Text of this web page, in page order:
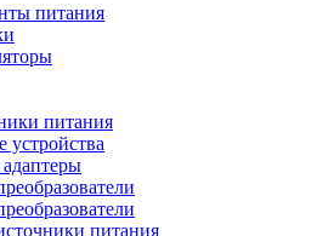
питания
питания
устройства
питания